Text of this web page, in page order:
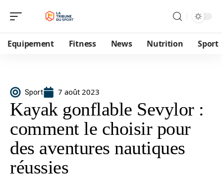
Equipement Fitness News Nutrition Sport
Sport 7 août 2023
Kayak gonflable Sevylor :
comment le choisir pour
des aventures nautiques
réussies